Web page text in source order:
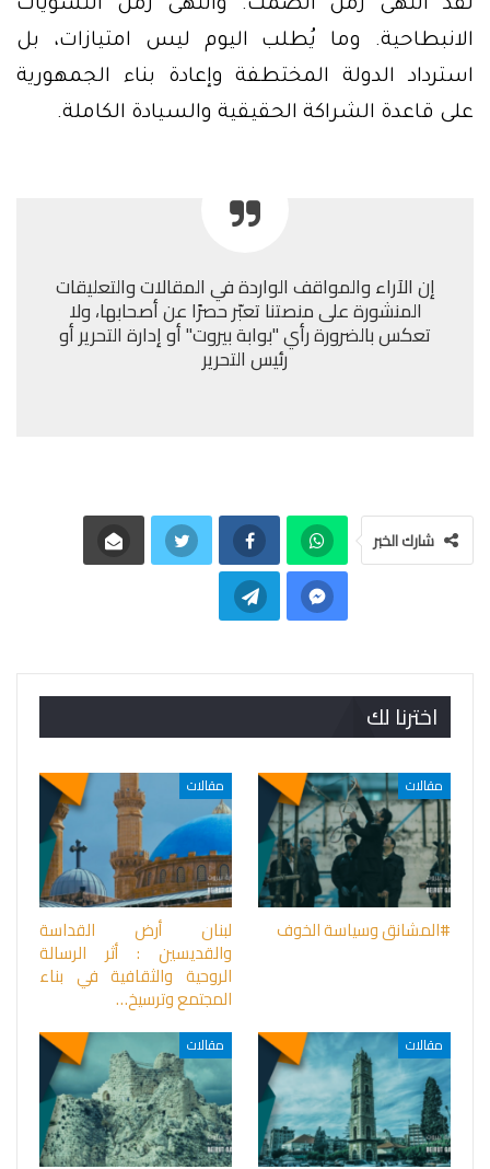
لقد انتهى زمن الصمت. وانتهى زمن التسويات
الانبطاحية. وما يُطلب اليوم ليس امتيازات، بل
استرداد الدولة المختطفة وإعادة بناء الجمهورية
على قاعدة الشراكة الحقيقية والسيادة الكاملة.
إن الآراء والمواقف الواردة في المقالات والتعليقات
المنشورة على منصتنا تعبّر حصرًا عن أصحابها، ولا
تعكس بالضرورة رأي "بوابة بيروت" أو إدارة التحرير أو
رئيس التحرير
شارك الخبر
اخترنا لك
مقالات
#المشانق وسياسة الخوف
مقالات
لبنان أرض القداسة
والقديسين : أثر الرسالة
الروحية والثقافية في بناء
المجتمع وترسيخ…
مقالات مقالات